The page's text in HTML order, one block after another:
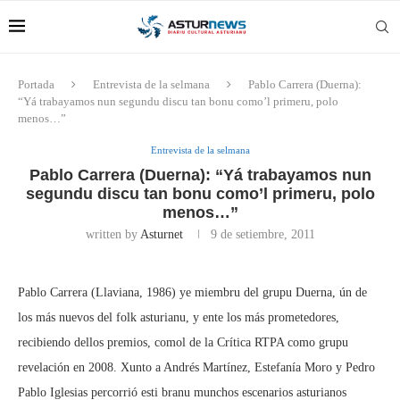
Portada Entrevista de la selmana
Pablo Carrera (Duerna):
“Yá trabayamos nun segundu discu tan bonu como’l primeru, polo
menos…”
Entrevista de la selmana
Pablo Carrera (Duerna): “Yá trabayamos nun
segundu discu tan bonu como’l primeru, polo
menos…”
written by Asturnet 9 de setiembre, 2011
Pablo Carrera (Llaviana, 1986) ye miembru del grupu Duerna, ún de
los más nuevos del folk asturianu, y ente los más prometedores,
recibiendo dellos premios, comol de la Crítica RTPA como grupu
revelación en 2008. Xunto a Andrés Martínez, Estefanía Moro y Pedro
Pablo Iglesias percorrió esti branu munchos escenarios asturianos